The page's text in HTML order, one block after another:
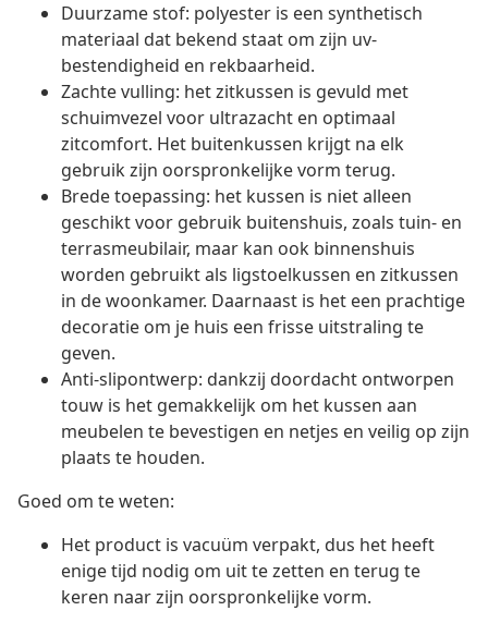
Duurzame stof: polyester is een synthetisch
materiaal dat bekend staat om zijn uv-
bestendigheid en rekbaarheid.
Zachte vulling: het zitkussen is gevuld met
schuimvezel voor ultrazacht en optimaal
zitcomfort. Het buitenkussen krijgt na elk
gebruik zijn oorspronkelijke vorm terug.
Brede toepassing: het kussen is niet alleen
geschikt voor gebruik buitenshuis, zoals tuin- en
terrasmeubilair, maar kan ook binnenshuis
worden gebruikt als ligstoelkussen en zitkussen
in de woonkamer. Daarnaast is het een prachtige
decoratie om je huis een frisse uitstraling te
geven.
Anti-slipontwerp: dankzij doordacht ontworpen
touw is het gemakkelijk om het kussen aan
meubelen te bevestigen en netjes en veilig op zijn
plaats te houden.
Goed om te weten:
Het product is vacuüm verpakt, dus het heeft
enige tijd nodig om uit te zetten en terug te
keren naar zijn oorspronkelijke vorm.